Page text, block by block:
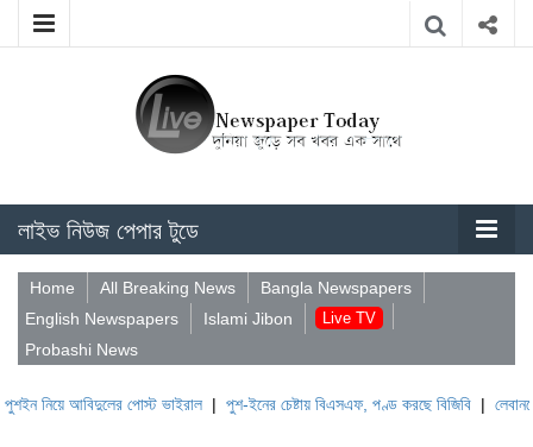
লাইভ নিউজ পেপার টুডে
Home All Breaking News
Bangla Newspapers
English Newspapers
Islami Jibon Live TV
Probashi News
আবিদুলের পোস্ট ভাইরাল|পুশ-ইনের চেষ্টায় বিএসএফ, পণ্ড করছে বিজিবি|লেবাননের